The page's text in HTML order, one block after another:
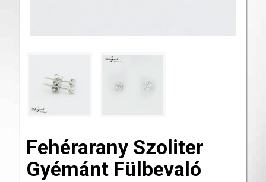
Fehérarany Szoliter
Gyémánt Fülbevaló